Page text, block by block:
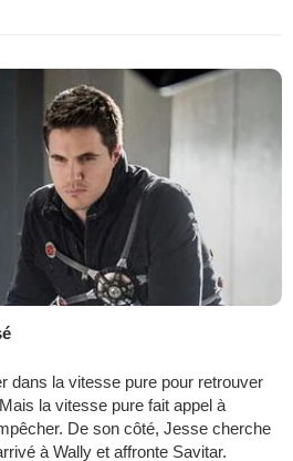
dans la vitesse pure pour retrouver
la vitesse pure fait appel à
De son côté, Jesse cherche
à Wally et affronte Savitar.